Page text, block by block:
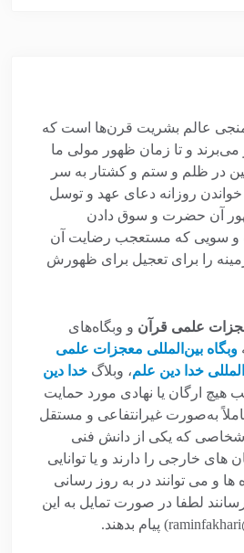
عالم بشریت قرن‌ها است که
و تا زمان ظهور مولی ما
در ظلم و ستم و کشتار به سر
خواندن روزانه دعای عهد و توسل
آن حضرت و سوق دادن
و سویی که مستعجب رضایت آن
را برای تعجیل برای ظهورش
علمی قرآن و وبگاه‌های
وبگاه بین‌المللی معجزات علمی
خدا دین علم، وبلاگ خدا دین
هیچ ارگان یا نهادی مورد حمایت
به‌صورت غیرانتفاعی و مستقل
که یکی از دانش فنی
خارجی را دارند و یا توانایی
ها و می توانند در به روز رسانی
لطفا در صورت تمایل به این